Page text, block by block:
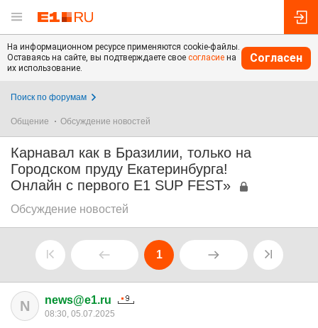
На информационном ресурсе применяются cookie-файлы.
Оставаясь на сайте, вы подтверждаете свое согласие на
их использование.
Согласен
Поиск по форумам
Общение Обсуждение новостей
Карнавал как в Бразилии, только на
Городском пруду Екатеринбурга!
Онлайн с первого E1 SUP FEST»
Обсуждение новостей
1
N news@e1.ru
08:30, 05.07.2025